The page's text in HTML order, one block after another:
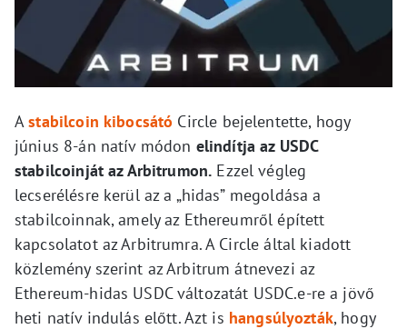
Astabilcoin kibocsátó Circle bejelentette, hogy
június 8-án natív módon elindítja az USDC
stabilcoinját az Arbitrumon. Ezzel végleg
lecserélésre kerül az a „hidas” megoldása a
stabilcoinnak, amely az Ethereumről épített
kapcsolatot az Arbitrumra. A Circle által kiadott
közlemény szerint az Arbitrum átnevezi az
Ethereum-hidas USDC változatát USDC.e-re a jövő
heti natív indulás előtt. Azt is hangsúlyozták, hogy